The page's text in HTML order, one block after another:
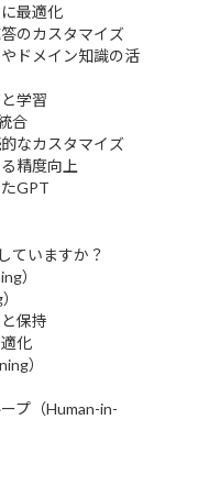
最適化
のカスタマイズ
ドメイン知識の活
学習
合
なカスタマイズ
精度向上
GPT
ていますか？
）
保持
化
）
プ（Human-in-